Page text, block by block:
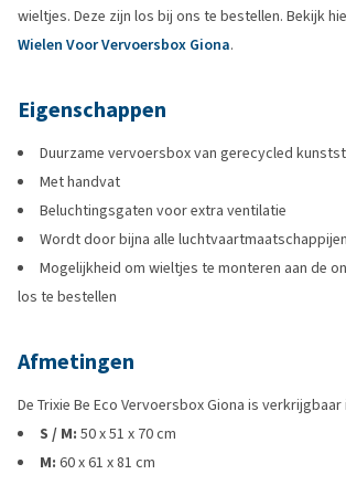
wieltjes. Deze zijn los bij ons te bestellen. Bekijk
Wielen Voor Vervoersbox Giona.
Eigenschappen
Duurzame vervoersbox van gerecycled
Met handvat
Beluchtingsgaten voor extra ventilatie
Wordt door bijna alle
Mogelijkheid om wieltjes te monteren aan de
los te bestellen
Afmetingen
De Trixie Be Eco Vervoersbox Giona is verkrijgbaar
S / M: 50 x 51 x 70 cm
M: 60 x 61 x 81 cm